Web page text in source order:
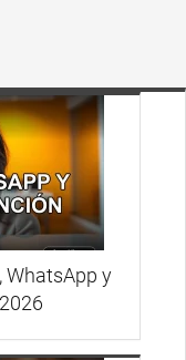
WhatsApp y